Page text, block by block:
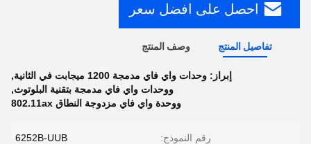
احصل على افضل سعر
تفاصيل المنتج وصف المنتج
إبراز: وحدات واي فاي مدمجة 1200 ميجابت في الثانية
,
ووحدات واي فاي مدمجة بتقنية البلوتوث,
ووحدة واي فاي مزدوجة النطاق 802.11ax
رقم النموذج: 6252B-UUB